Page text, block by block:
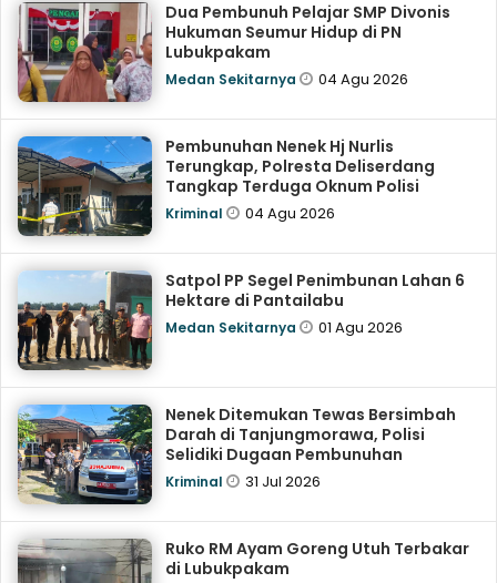
Dua Pembunuh Pelajar SMP Divonis
Hukuman Seumur Hidup di PN
Lubukpakam
Medan Sekitarnya 04 Agu 2026
Pembunuhan Nenek Hj Nurlis
Terungkap, Polresta Deliserdang
Tangkap Terduga Oknum Polisi
Kriminal 04 Agu 2026
Satpol PP Segel Penimbunan Lahan 6
Hektare di Pantailabu
Medan Sekitarnya 01 Agu 2026
Nenek Ditemukan Tewas Bersimbah
Darah di Tanjungmorawa, Polisi
Selidiki Dugaan Pembunuhan
Kriminal 31 Jul 2026
Ruko RM Ayam Goreng Utuh Terbakar
di Lubukpakam